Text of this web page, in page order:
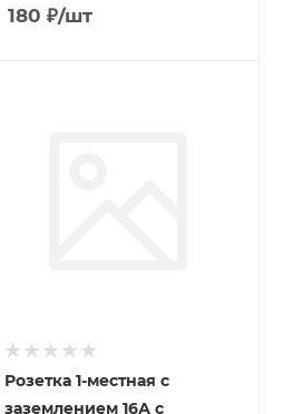
180 ₽/шт
Розетка 1-местная с
заземлением 16А с